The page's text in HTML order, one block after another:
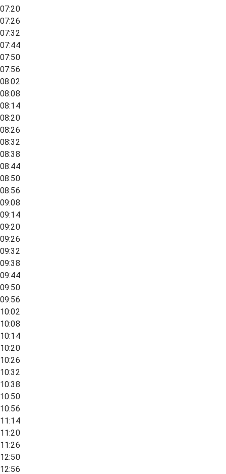
07:20
07:26
07:32
07:44
07:50
07:56
08:02
08:08
08:14
08:20
08:26
08:32
08:38
08:44
08:50
08:56
09:08
09:14
09:20
09:26
09:32
09:38
09:44
09:50
09:56
10:02
10:08
10:14
10:20
10:26
10:32
10:38
10:50
10:56
11:14
11:20
11:26
12:50
12:56